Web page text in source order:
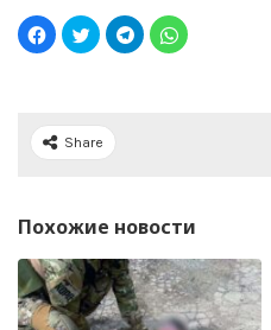
Share
Похожие новости